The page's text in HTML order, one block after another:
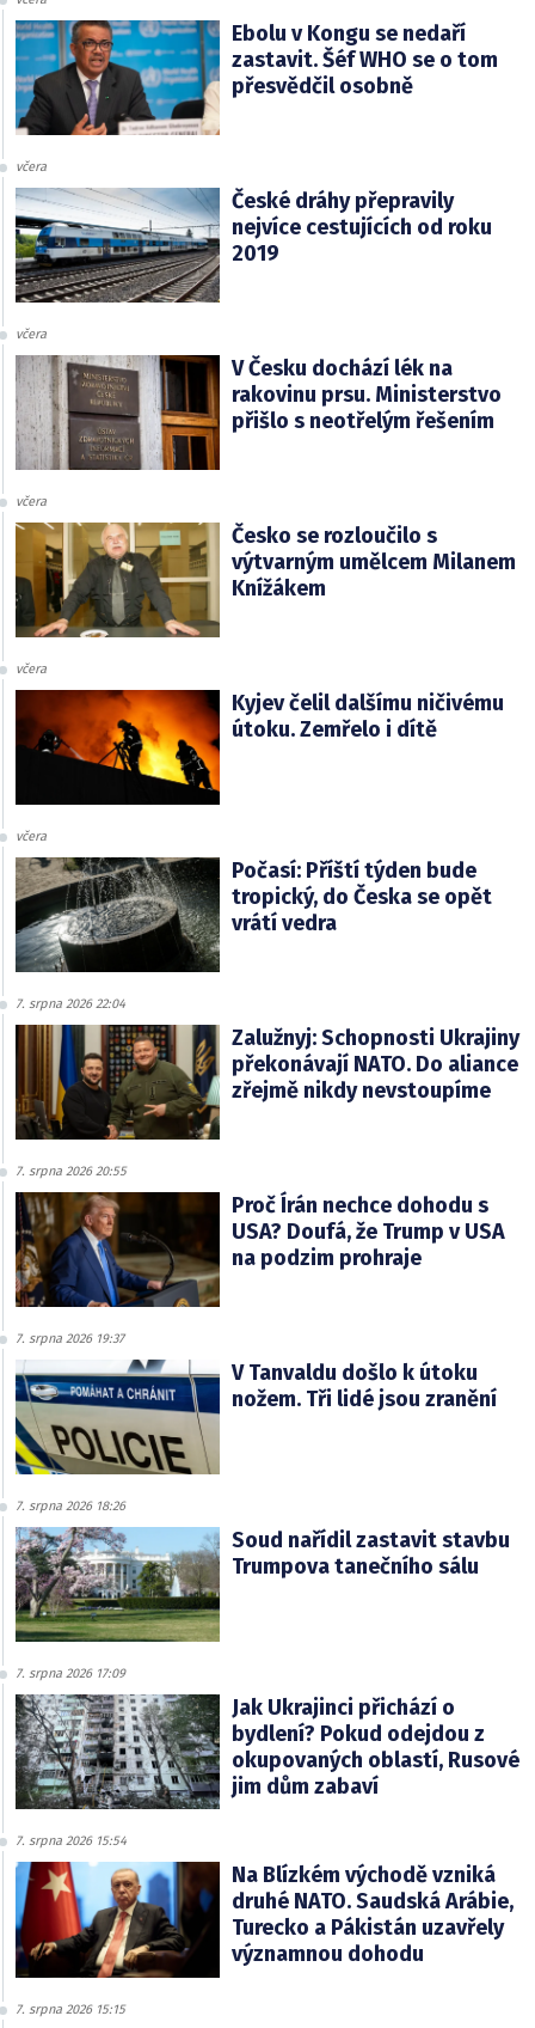
Ebolu v Kongu se nedaří
zastavit. Šéf WHO se o tom
přesvědčil osobně
včera
České dráhy přepravily
nejvíce cestujících od roku
2019
včera
V Česku dochází lék na
rakovinu prsu. Ministerstvo
přišlo s neotřelým řešením
včera
Česko se rozloučilo s
výtvarným umělcem Milanem
Knížákem
včera
Kyjev čelil dalšímu ničivému
útoku. Zemřelo i dítě
včera
Počasí: Příští týden bude
tropický, do Česka se opět
vrátí vedra
7. srpna 2026 22:04
Zalužnyj: Schopnosti Ukrajiny
překonávají NATO. Do aliance
zřejmě nikdy nevstoupíme
7. srpna 2026 20:55
Proč Írán nechce dohodu s
USA? Doufá, že Trump v USA
na podzim prohraje
7. srpna 2026 19:37
V Tanvaldu došlo k útoku
nožem. Tři lidé jsou zranění
7. srpna 2026 18:26
Soud nařídil zastavit stavbu
Trumpova tanečního sálu
7. srpna 2026 17:09
Jak Ukrajinci přichází o
bydlení? Pokud odejdou z
okupovaných oblastí, Rusové
jim dům zabaví
7. srpna 2026 15:54
Na Blízkém východě vzniká
druhé NATO. Saudská Arábie,
Turecko a Pákistán uzavřely
významnou dohodu
7. srpna 2026 15:15